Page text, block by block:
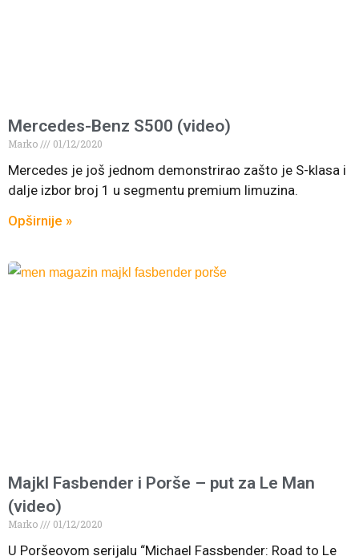
Mercedes-Benz S500 (video)
Marko 01/12/2020
Mercedes je još jednom demonstrirao zašto je S-klasa i
dalje izbor broj 1 u segmentu premium limuzina.
Opširnije »
Majkl Fasbender i Porše – put za Le Man
(video)
Marko 01/12/2020
U Poršeovom serijalu “Michael Fassbender: Road to Le